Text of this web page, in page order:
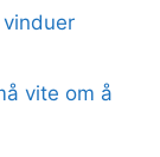
vite om å